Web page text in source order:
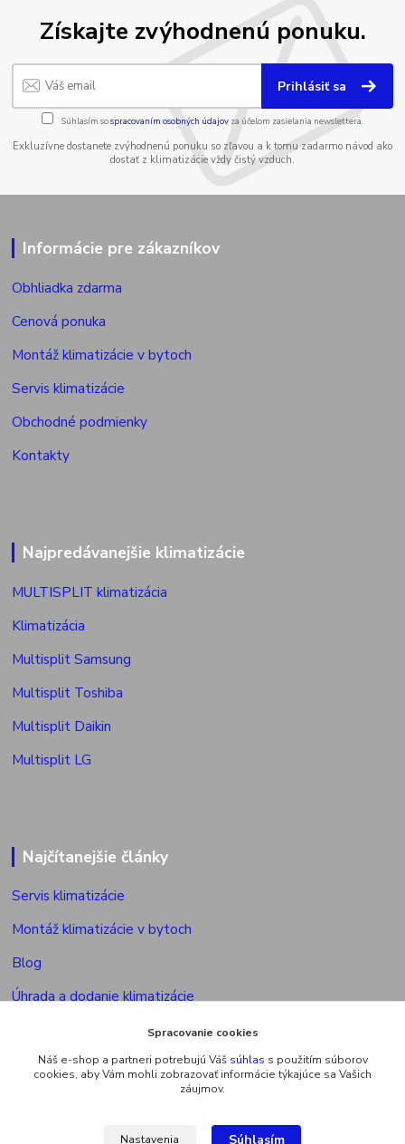
Získajte zvýhodnenú ponuku.
Prihlásiť sa
Súhlasím sospracovaním osobných údajov za účelom zasielania newslettera.
Exkluzívne dostanete zvýhodnenú ponuku so zľavou a k tomu zadarmo návod ako
dostať z klimatizácie vždy čistý vzduch.
Informácie pre zákazníkov
Obhliadka zdarma
Cenová ponuka
Montáž klimatizácie v bytoch
Servis klimatizácie
Obchodné podmienky
Kontakty
Najpredávanejšie klimatizácie
MULTISPLIT klimatizácia
Klimatizácia
Multisplit Samsung
Multisplit Toshiba
Multisplit Daikin
Multisplit LG
Najčítanejšie články
Servis klimatizácie
Montáž klimatizácie v bytoch
Blog
Úhrada a dodanie klimatizácie
Povolenie na montáž klimatizácie
Výkon vonkajšej jed. multisplitu
Spracovanie cookies
Náš e-shop a partneri potrebujú Váš súhlas s použitím súborov
cookies, aby Vám mohli zobrazovať informácie týkajúce sa Vašich
záujmov.
Nastavenia Súhlasím